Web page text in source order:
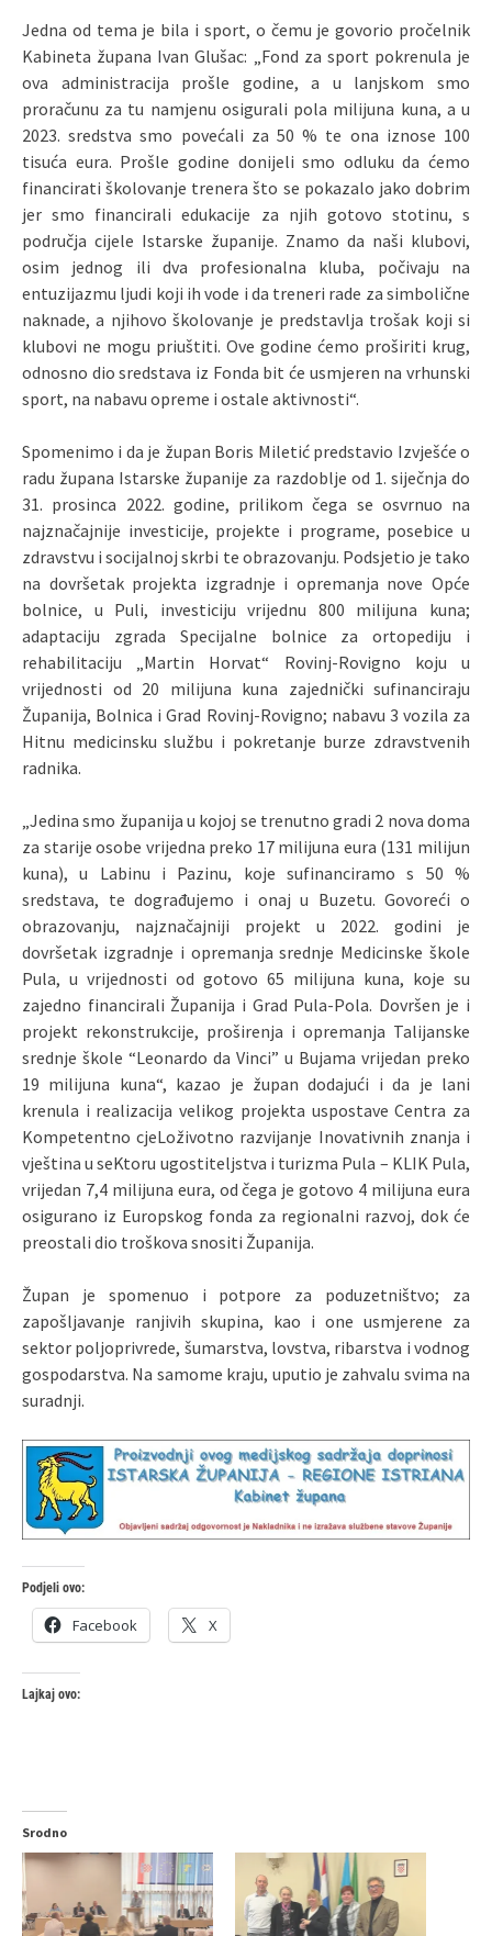
Jedna od tema je bila i sport, o čemu je govorio pročelnik
Kabineta župana Ivan Glušac: „Fond za sport pokrenula je
ova administracija prošle godine, a u lanjskom smo
proračunu za tu namjenu osigurali pola milijuna kuna, a u
2023. sredstva smo povećali za 50 % te ona iznose 100
tisuća eura. Prošle godine donijeli smo odluku da ćemo
financirati školovanje trenera što se pokazalo jako dobrim
jer smo financirali edukacije za njih gotovo stotinu, s
područja cijele Istarske županije. Znamo da naši klubovi,
osim jednog ili dva profesionalna kluba, počivaju na
entuzijazmu ljudi koji ih vode i da treneri rade za simbolične
naknade, a njihovo školovanje je predstavlja trošak koji si
klubovi ne mogu priuštiti. Ove godine ćemo proširiti krug,
odnosno dio sredstava iz Fonda bit će usmjeren na vrhunski
sport, na nabavu opreme i ostale aktivnosti“.
Spomenimo i da je župan Boris Miletić predstavio Izvješće o
radu župana Istarske županije za razdoblje od 1. siječnja do
31. prosinca 2022. godine, prilikom čega se osvrnuo na
najznačajnije investicije, projekte i programe, posebice u
zdravstvu i socijalnoj skrbi te obrazovanju. Podsjetio je tako
na dovršetak projekta izgradnje i opremanja nove Opće
bolnice, u Puli, investiciju vrijednu 800 milijuna kuna;
adaptaciju zgrada Specijalne bolnice za ortopediju i
rehabilitaciju „Martin Horvat“ Rovinj-Rovigno koju u
vrijednosti od 20 milijuna kuna zajednički sufinanciraju
Županija, Bolnica i Grad Rovinj-Rovigno; nabavu 3 vozila za
Hitnu medicinsku službu i pokretanje burze zdravstvenih
radnika.
„Jedina smo županija u kojoj se trenutno gradi 2 nova doma
za starije osobe vrijedna preko 17 milijuna eura (131 milijun
kuna), u Labinu i Pazinu, koje sufinanciramo s 50 %
sredstava, te dograđujemo i onaj u Buzetu. Govoreći o
obrazovanju, najznačajniji projekt u 2022. godini je
dovršetak izgradnje i opremanja srednje Medicinske škole
Pula, u vrijednosti od gotovo 65 milijuna kuna, koje su
zajedno financirali Županija i Grad Pula-Pola. Dovršen je i
projekt rekonstrukcije, proširenja i opremanja Talijanske
srednje škole “Leonardo da Vinci” u Bujama vrijedan preko
19 milijuna kuna“, kazao je župan dodajući i da je lani
krenula i realizacija velikog projekta uspostave Centra za
Kompetentno cjeLoživotno razvijanje Inovativnih znanja i
vještina u seKtoru ugostiteljstva i turizma Pula – KLIK Pula,
vrijedan 7,4 milijuna eura, od čega je gotovo 4 milijuna eura
osigurano iz Europskog fonda za regionalni razvoj, dok će
preostali dio troškova snositi Županija.
Župan je spomenuo i potpore za poduzetništvo; za
zapošljavanje ranjivih skupina, kao i one usmjerene za
sektor poljoprivrede, šumarstva, lovstva, ribarstva i vodnog
gospodarstva. Na samome kraju, uputio je zahvalu svima na
suradnji.
Podjeli ovo:
Facebook X
Lajkaj ovo:
Srodno